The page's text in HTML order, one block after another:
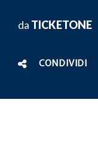
da TICKETONE
CONDIVIDI